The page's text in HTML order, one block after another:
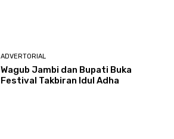
ADVERTORIAL
Wagub Jambi dan Bupati Buka
Festival Takbiran Idul Adha